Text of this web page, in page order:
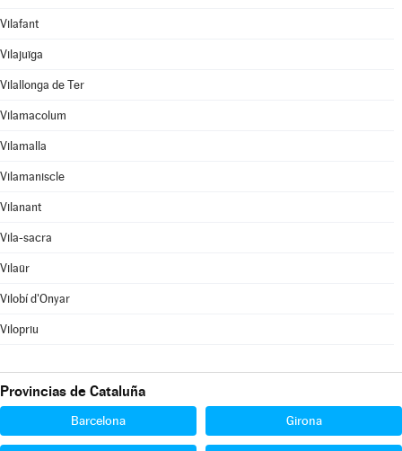
Vilafant
Vilajuïga
Vilallonga de Ter
Vilamacolum
Vilamalla
Vilamaniscle
Vilanant
Vila-sacra
Vilaür
Vilobí d'Onyar
Vilopriu
Provincias de Cataluña
Barcelona Girona